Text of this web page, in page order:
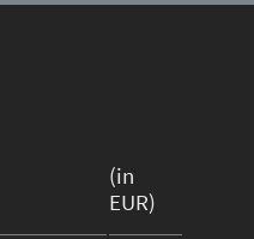
(in
EUR)